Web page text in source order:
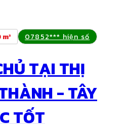
07852*** hiện số
TẠI THỊ
- TÂY
TỐT